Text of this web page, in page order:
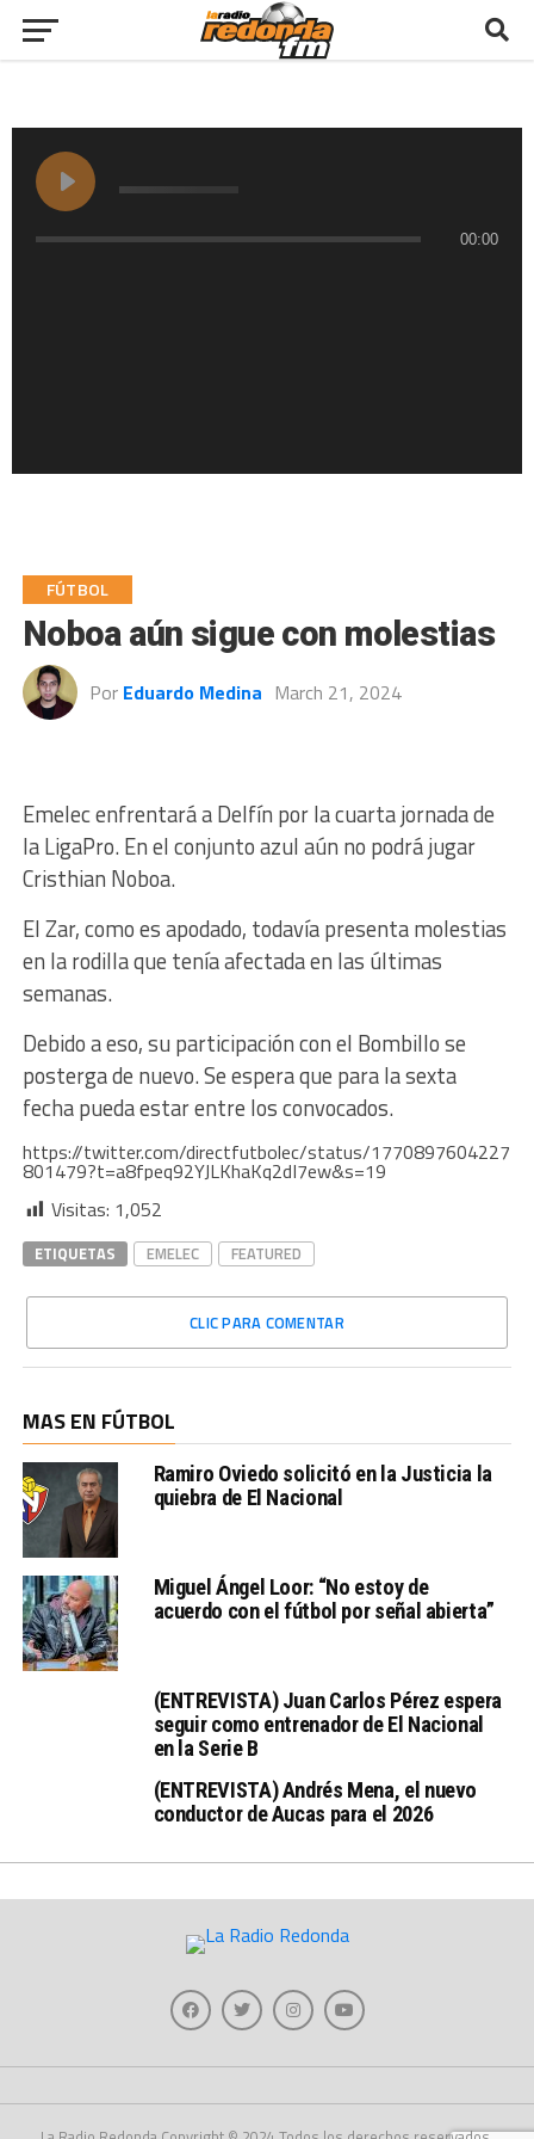
00:00
FÚTBOL
Noboa aún sigue con molestias
Por Eduardo Medina March 21, 2024
Emelec enfrentará a Delfín por la cuarta jornada de
la LigaPro. En el conjunto azul aún no podrá jugar
Cristhian Noboa.
El Zar, como es apodado, todavía presenta molestias
en la rodilla que tenía afectada en las últimas
semanas.
Debido a eso, su participación con el Bombillo se
posterga de nuevo. Se espera que para la sexta
fecha pueda estar entre los convocados.
https://twitter.com/directfutbolec/status/1770897604227
801479?t=a8fpeq92YJLKhaKq2dI7ew&s=19
Visitas: 1,052
ETIQUETAS EMELEC FEATURED
CLIC PARA COMENTAR
MAS EN FÚTBOL
Ramiro Oviedo solicitó en la Justicia la
quiebra de El Nacional
Miguel Ángel Loor: “No estoy de
acuerdo con el fútbol por señal abierta”
(ENTREVISTA) Juan Carlos Pérez espera
seguir como entrenador de El Nacional
en la Serie B
(ENTREVISTA) Andrés Mena, el nuevo
conductor de Aucas para el 2026